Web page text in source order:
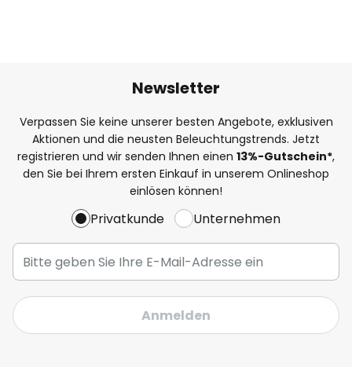
Newsletter
Verpassen Sie keine unserer besten Angebote, exklusiven
Aktionen und die neusten Beleuchtungstrends. Jetzt
registrieren und wir senden Ihnen einen 13%-Gutschein*,
den Sie bei Ihrem ersten Einkauf in unserem Onlineshop
einlösen können!
Privatkunde Unternehmen
Anmelden